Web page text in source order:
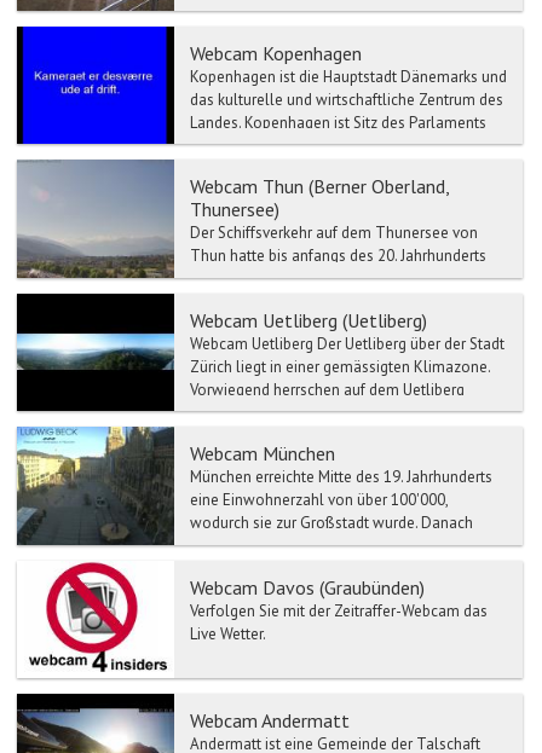
Bernau und Todtnau. ...
Webcam Kopenhagen
Kopenhagen ist die Hauptstadt Dänemarks und
das kulturelle und wirtschaftliche Zentrum des
Landes. Kopenhagen ist Sitz des Parlaments
und der Regie...
Webcam Thun (Berner Oberland,
Thunersee)
Der Schiffsverkehr auf dem Thunersee von
Thun hatte bis anfangs des 20. Jahrhunderts
eine wichtige Funktion für den Personen- und
Webcam Uetliberg (Uetliberg)
Webcam Uetliberg Der Uetliberg über der Stadt
Zürich liegt in einer gemässigten Klimazone.
Vorwiegend herrschen auf dem Uetliberg
Winde aus...
Webcam München
München erreichte Mitte des 19. Jahrhunderts
eine Einwohnerzahl von über 100'000,
wodurch sie zur Großstadt wurde. Danach
stieg die Einwohnerzahl w...
Webcam Davos (Graubünden)
Verfolgen Sie mit der Zeitraffer-Webcam das
Live Wetter.
Webcam Andermatt
Andermatt ist eine Gemeinde der Talschaft